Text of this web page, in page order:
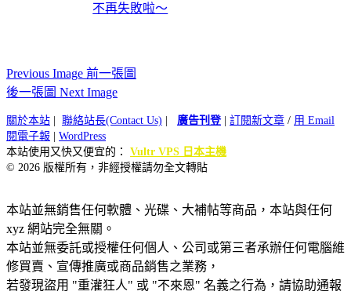
不再失敗啦～
Previous Image 前一張圖
後一張圖 Next Image
關於本站 聯絡站長(Contact Us) 廣告刊登| 訂閱新文章 / 用 Email
閱電子報
WordPress
本站使用又快又便宜的： Vultr VPS 日本主機
© 2026 版權所有，非經授權請勿全文轉貼
本站並無銷售任何軟體、光碟、大補帖等商品，本站與任何
xyz 網站完全無關。
本站並無委託或授權任何個人、公司或第三者承辦任何電腦維
修買賣、宣傳推廣或商品銷售之業務，
若發現盜用 "重灌狂人" 或 "不來恩" 名義之行為，請協助通報